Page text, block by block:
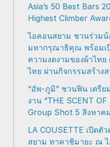
Asia’s 50 Best Bars
Highest Climber
ไอคอนสยาม ชวนร่วมน้
มหากรุณาธิคุณ พร้อมเ
ความงดงามของผ้าไท
ไทย ผ่านกิจกรรมสร้าง
“อัพ-ภูมิ” ชวนฟิน เตรีย
งาน “THE SCENT
Group Shot 5 สิงหา
LA COUSETTE เปิดตั
สยาม ทาคาชิมายะ ณ